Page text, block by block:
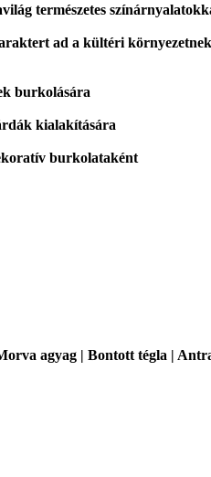
természetes
ad a kültéri környezetnek
burkolására
kialakítására
burkolataként
agyag | Bontott tégla |